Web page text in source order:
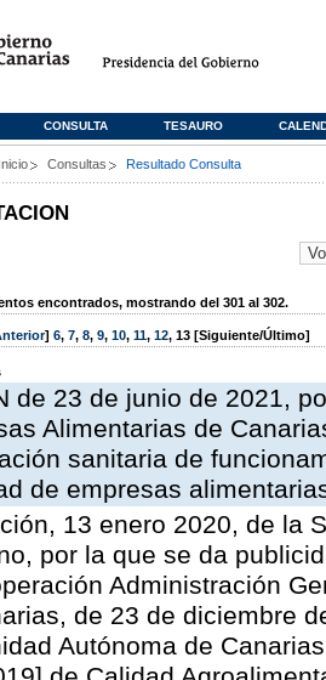
CONSULTA TESAURO
Inicio Consultas Resultado Consulta
encontrados, mostrando del 301 al 302.
] 6, 7, 8, 9, 10, 11, 12, 13 [Siguiente/Último]
de 23 de junio de 2021,
Alimentarias de
sanitaria de
de empresas
13 enero 2020, de la
por la que se da
Administración
de 23 de diciembre
Autónoma de